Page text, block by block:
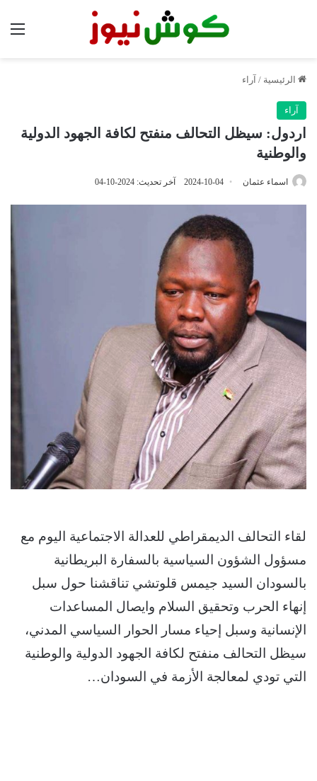
الرئيسية / آراء
آراء
اردول: سيظل التحالف منفتح لكافة الجهود الدولية
والوطنية
اسماء عثمان 2024-10-04 آخر تحديث: 2024-10-04
لقاء التحالف الديمقراطي للعدالة الاجتماعية اليوم مع
مسؤول الشؤون السياسية بالسفارة البريطانية
بالسودان السيد جيمس قلوتشي تناقشنا حول سبل
إنهاء الحرب وتحقيق السلام وايصال المساعدات
الإنسانية وسبل إحياء مسار الحوار السياسي المدني،
سيظل التحالف منفتح لكافة الجهود الدولية والوطنية
التي تودي لمعالجة الأزمة في السودان…